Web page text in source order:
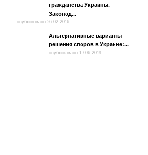
гражданства Украины.
Законод...
опубликовано 26.02.2016
Альтернативные варианты
решения споров в Украине:...
опубликовано 19.06.2019